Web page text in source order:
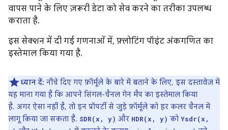
वापस पाने के लिए ज़रूरी डेटा को सेव करने का तरीका उपलब्ध
कराता है.
इस सेक्शन में दी गई गणनाओं में, फ़्लोटिंग पॉइंट अंकगणित का
इस्तेमाल किया गया है.
ध्यान दें: नीचे दिए गए फ़ॉर्मूले के बारे में बताने के लिए, इस दस्तावेज़ में
यह माना गया है कि आपने सिंगल-चैनल गेन मैप का इस्तेमाल किया
है. अगर ऐसा नहीं है, तो इन प्रॉपर्टी से जुड़े फ़ॉर्मूले को हर कलर चैनल में
लागू किया जा सकता है. SDR(x, y) और HDR(x, y) को Ysdr(x,